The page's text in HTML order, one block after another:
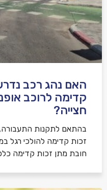
האם נהג רכב
קדימה לרוכב
חצייה?
בהתאם לתקנות
זכות קדימה להולכי רגל
חובת מתן זכות קדימה